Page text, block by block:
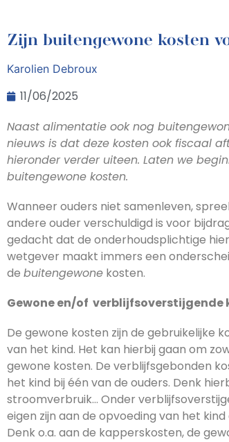
Zijn buitengewone kosten
Karolien Debroux
11/06/2025
Naast alimentatie ook nog
nieuws is dat deze kosten ook fiscaal
hieronder verder uiteen. Laten we
buitengewone kosten.
Wanneer ouders niet samenleven,
andere ouder verschuldigd is voor
gedacht dat de onderhoudsplichtige
wetgever maakt immers een
de buitengewone kosten.
Gewone en/of verblijfsoverstijgende
De gewone kosten zijn de gebruikelijke
van het kind. Het kan hierbij gaan om
gewone kosten. De verblijfsgebonden
het kind bij één van de ouders. Denk
stroomverbruik… Onder
eigen zijn aan de opvoeding van het
Denk o.a. aan de kapperskosten, de